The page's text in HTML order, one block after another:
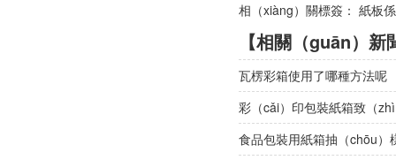
相（xiàng）關標簽： 紙板
【相關（guān）新
瓦楞彩箱使用了哪種方法呢
彩（cǎi）印包裝紙箱致（
食品包裝用紙箱抽（chōu